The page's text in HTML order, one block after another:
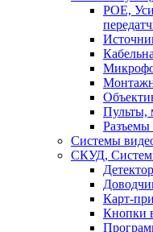
POE,
Пульты,
Разъемы
Системы
СКУД,
Карт-
Кнопки